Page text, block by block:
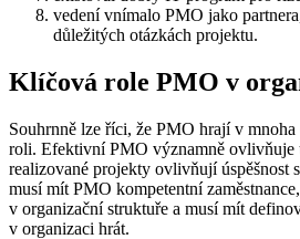
vedení vnímalo PMO jako
důležitých otázkách projektu.
Klíčová role PMO v
Souhrnně lze říci, že PMO hrají v
roli. Efektivní PMO významně ovlivňuje
realizované projekty ovlivňují úspěšnost
musí mít PMO kompetentní
v organizační struktuře a musí mít
v organizaci hrát.